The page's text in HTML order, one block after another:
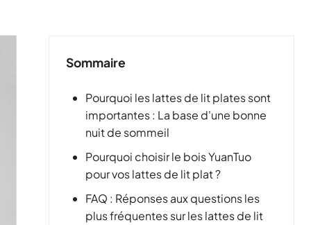
Sommaire
Pourquoi les lattes de lit plates sont
importantes : La base d'une bonne
nuit de sommeil
Pourquoi choisir le bois YuanTuo
pour vos lattes de lit plat ?
FAQ : Réponses aux questions les
plus fréquentes sur les lattes de lit